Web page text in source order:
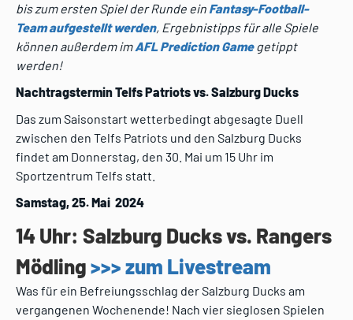
bis zum ersten Spiel der Runde ein Fantasy-Football-
Team aufgestellt werden, Ergebnistipps für alle Spiele
können außerdem imAFL Prediction Gamegetippt
werden!
Nachtragstermin Telfs Patriots vs. Salzburg Ducks
Das zum Saisonstart wetterbedingt abgesagte Duell
zwischen den Telfs Patriots und den Salzburg Ducks
findet am Donnerstag, den 30. Mai um 15 Uhr im
Sportzentrum Telfs statt.
Samstag, 25. Mai 2024
14 Uhr: Salzburg Ducks vs. Rangers
Mödling>>> zum Livestream
Was für ein Befreiungsschlag der Salzburg Ducks am
vergangenen Wochenende! Nach vier sieglosen Spielen